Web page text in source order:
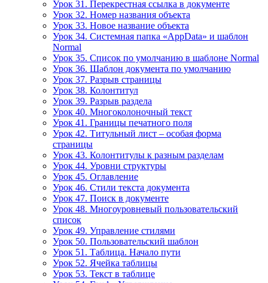
Урок 31. Перекрестная ссылка в документе
Урок 32. Номер названия объекта
Урок 33. Новое название объекта
Урок 34. Системная папка «AppData» и шаблон
Normal
Урок 35. Список по умолчанию в шаблоне Normal
Урок 36. Шаблон документа по умолчанию
Урок 37. Разрыв страницы
Урок 38. Колонтитул
Урок 39. Разрыв раздела
Урок 40. Многоколоночный текст
Урок 41. Границы печатного поля
Урок 42. Титульный лист – особая форма
страницы
Урок 43. Колонтитулы к разным разделам
Урок 44. Уровни структуры
Урок 45. Оглавление
Урок 46. Стили текста документа
Урок 47. Поиск в документе
Урок 48. Многоуровневый пользовательский
список
Урок 49. Управление стилями
Урок 50. Пользовательский шаблон
Урок 51. Таблица. Начало пути
Урок 52. Ячейка таблицы
Урок 53. Текст в таблице